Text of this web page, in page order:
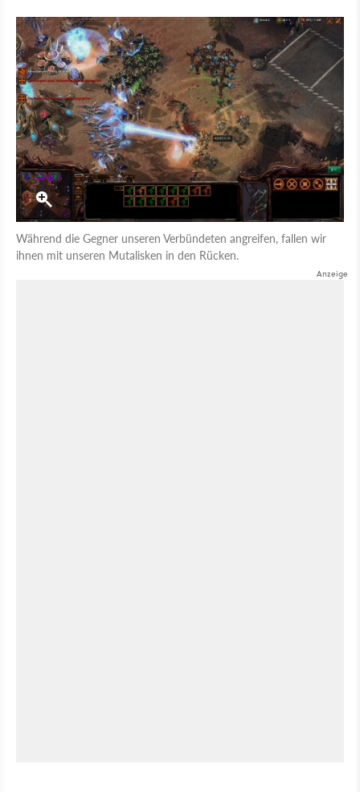
Während die Gegner unseren Verbündeten angreifen, fallen wir
ihnen mit unseren Mutalisken in den Rücken.